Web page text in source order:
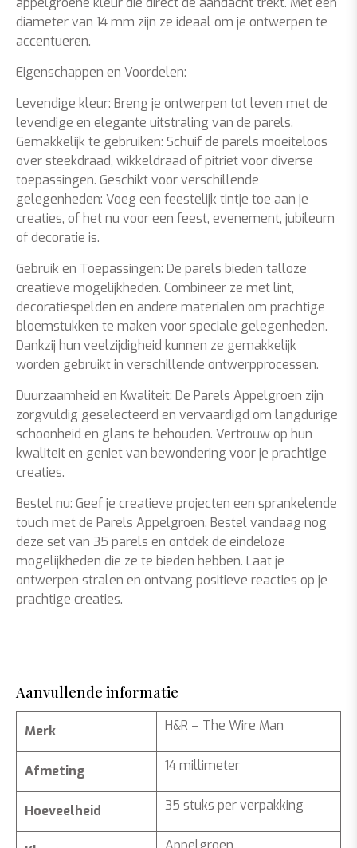
diameter van 14 mm zijn ze ideaal om je ontwerpen te
accentueren.
Eigenschappen en Voordelen:
Levendige kleur: Breng je ontwerpen tot leven met de
levendige en elegante uitstraling van de parels.
Gemakkelijk te gebruiken: Schuif de parels moeiteloos
over steekdraad, wikkeldraad of pitriet voor diverse
toepassingen. Geschikt voor verschillende
gelegenheden: Voeg een feestelijk tintje toe aan je
creaties, of het nu voor een feest, evenement, jubileum
of decoratie is.
Gebruik en Toepassingen: De parels bieden talloze
creatieve mogelijkheden. Combineer ze met lint,
decoratiespelden en andere materialen om prachtige
bloemstukken te maken voor speciale gelegenheden.
Dankzij hun veelzijdigheid kunnen ze gemakkelijk
worden gebruikt in verschillende ontwerpprocessen.
Duurzaamheid en Kwaliteit: De Parels Appelgroen zijn
zorgvuldig geselecteerd en vervaardigd om langdurige
schoonheid en glans te behouden. Vertrouw op hun
kwaliteit en geniet van bewondering voor je prachtige
creaties.
Bestel nu: Geef je creatieve projecten een sprankelende
touch met de Parels Appelgroen. Bestel vandaag nog
deze set van 35 parels en ontdek de eindeloze
mogelijkheden die ze te bieden hebben. Laat je
ontwerpen stralen en ontvang positieve reacties op je
prachtige creaties.
Aanvullende informatie
Merk H&R – The Wire Man
Afmeting 14 millimeter
Hoeveelheid 35 stuks per verpakking